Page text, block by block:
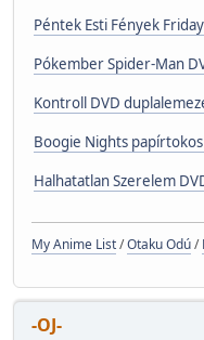
Péntek Esti Fények
Pókember Spider-Man
Kontroll DVD
Boogie Nights
Halhatatlan Szerelem
My Anime List/Otaku Odú/
-OJ-